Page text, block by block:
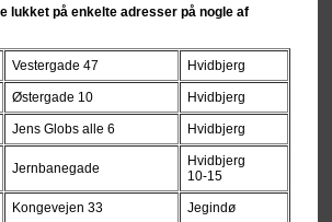
lukket på enkelte adresser på nogle af
Vestergade 47 Hvidbjerg
Østergade 10 Hvidbjerg
Jens Globs alle 6 Hvidbjerg
Jernbanegade
Hvidbjerg
10-15
Kongevejen 33 Jegindø